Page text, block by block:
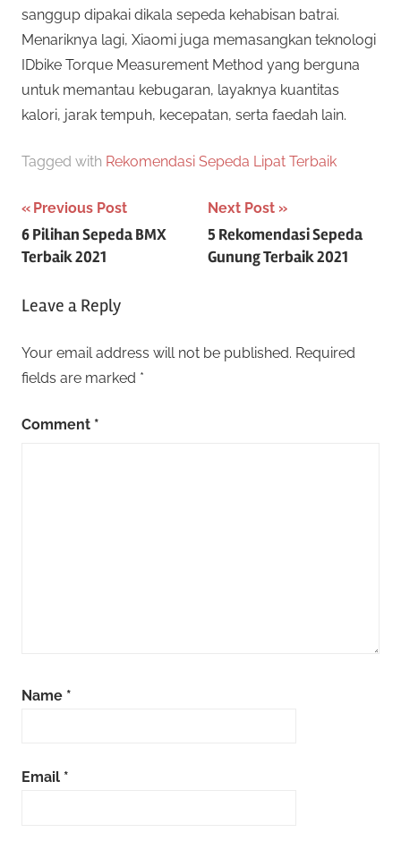
sanggup dipakai dikala sepeda kehabisan batrai.
Menariknya lagi, Xiaomi juga memasangkan teknologi
IDbike Torque Measurement Method yang berguna
untuk memantau kebugaran, layaknya kuantitas
kalori, jarak tempuh, kecepatan, serta faedah lain.
Tagged with Rekomendasi Sepeda Lipat Terbaik
Post
navigation
Previous Post
6 Pilihan Sepeda BMX
Terbaik 2021
Next Post
5 Rekomendasi Sepeda
Gunung Terbaik 2021
Leave a Reply
Your email address will not be published. Required
fields are marked *
Comment *
Name *
Email *